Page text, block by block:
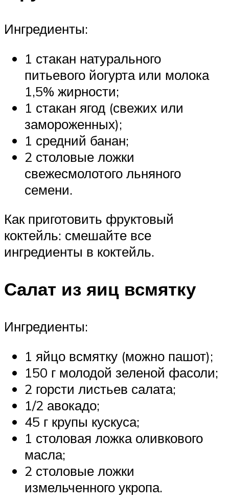
Ингредиенты:
1 стакан натурального
питьевого йогурта или молока
1,5% жирности;
1 стакан ягод (свежих или
замороженных);
1 средний банан;
2 столовые ложки
свежесмолотого льняного
семени.
Как приготовить фруктовый
коктейль: смешайте все
ингредиенты в коктейль.
Салат из яиц всмятку
Ингредиенты:
1 яйцо всмятку (можно пашот);
150 г молодой зеленой фасоли;
2 горсти листьев салата;
1/2 авокадо;
45 г крупы кускуса;
1 столовая ложка оливкового
масла;
2 столовые ложки
измельченного укропа.